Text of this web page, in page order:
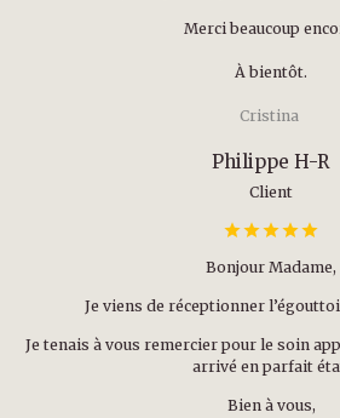
Merci beaucoup
À bientôt.
Cristina
Philippe H-R
Client
Bonjour Madame,
Je viens de réceptionner
Je tenais à vous remercier pour le soin
arrivé en parfait
Bien à vous,